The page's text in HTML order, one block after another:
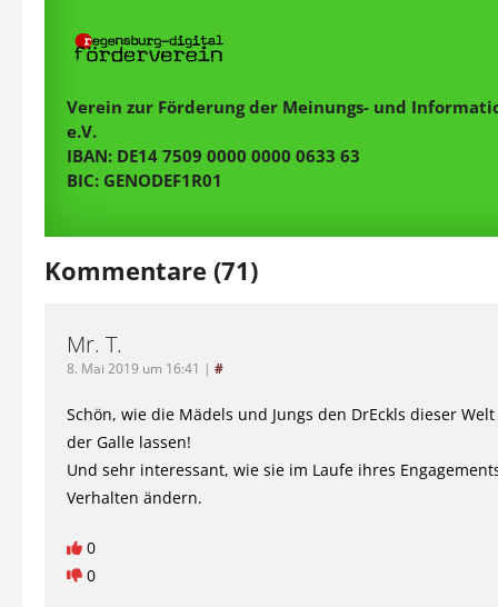
Verein zur Förderung der Meinungs- und
e.V.
IBAN: DE14 7509 0000 0000 0633 63
BIC: GENODEF1R01
Kommentare (71)
Mr. T.
8. Mai 2019 um 16:41 | #
Schön, wie die Mädels und Jungs den DrEckls dieser
der Galle lassen!
Und sehr interessant, wie sie im Laufe ihres
Verhalten ändern.
0
0